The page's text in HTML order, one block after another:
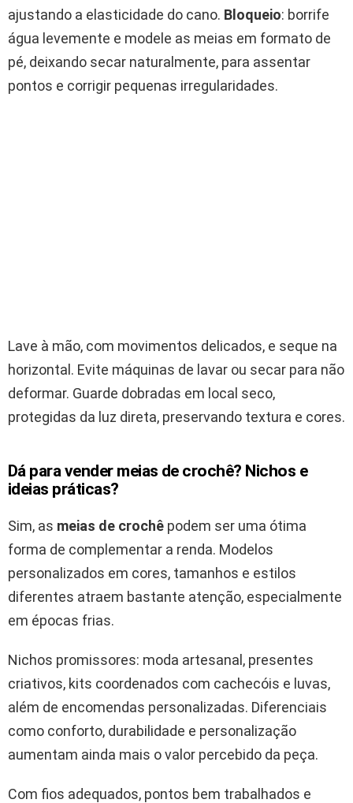
ajustando a elasticidade do cano. Bloqueio: borrife
água levemente e modele as meias em formato de
pé, deixando secar naturalmente, para assentar
pontos e corrigir pequenas irregularidades.
Lave à mão, com movimentos delicados, e seque na
horizontal. Evite máquinas de lavar ou secar para não
deformar. Guarde dobradas em local seco,
protegidas da luz direta, preservando textura e cores.
Dá para vender meias de crochê? Nichos e
ideias práticas?
Sim, as meias de crochê podem ser uma ótima
forma de complementar a renda. Modelos
personalizados em cores, tamanhos e estilos
diferentes atraem bastante atenção, especialmente
em épocas frias.
Nichos promissores: moda artesanal, presentes
criativos, kits coordenados com cachecóis e luvas,
além de encomendas personalizadas. Diferenciais
como conforto, durabilidade e personalização
aumentam ainda mais o valor percebido da peça.
Com fios adequados, pontos bem trabalhados e